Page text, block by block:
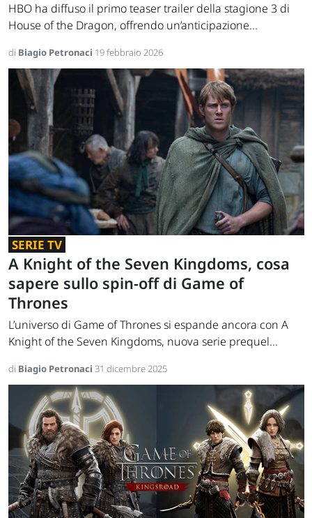
HBO ha diffuso il primo teaser trailer della stagione 3 di
House of the Dragon, offrendo un’anticipazione...
di Biagio Petronaci 19 febbraio 2026
SERIE TV
A Knight of the Seven Kingdoms, cosa
sapere sullo spin-off di Game of
Thrones
L’universo di Game of Thrones si espande ancora con A
Knight of the Seven Kingdoms, nuova serie prequel...
di Biagio Petronaci 31 dicembre 2025